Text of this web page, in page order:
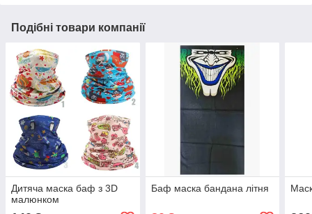
Подібні товари компанії
Дитяча маска баф з 3D
малюнком
Баф маска бандана літня